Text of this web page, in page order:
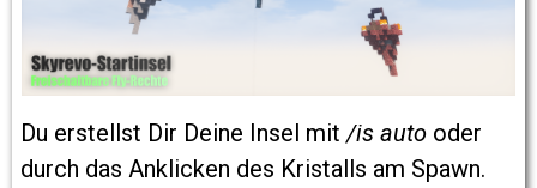
Du erstellst Dir Deine Insel mit /is auto oder
durch das Anklicken des Kristalls am Spawn.